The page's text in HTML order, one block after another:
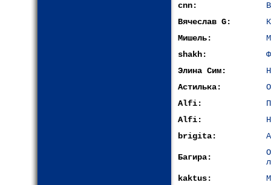
cnn:
Вячеслав G:
Мишель:
shakh:
Элина Сим:
Астилька:
Alfi:
Alfi:
brigita:
Багира:
kaktus: